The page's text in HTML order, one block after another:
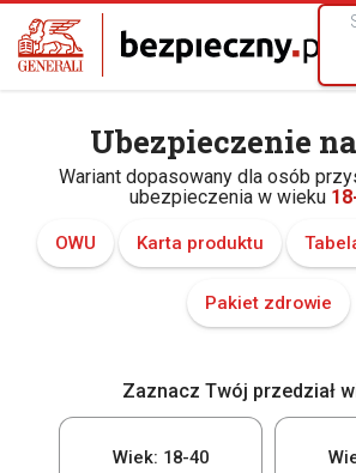
Ubezpieczenie
Wariant dopasowany dla osób
ubezpieczenia w wieku
OWU Karta produktu
Pakiet zdrowie
Zaznacz Twój przedział
Wiek: 18-40